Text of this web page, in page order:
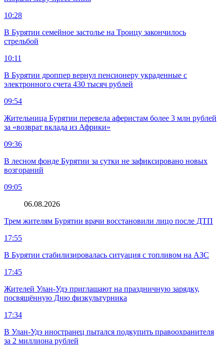
10:28
В Бурятии семейное застолье на Троицу закончилось
стрельбой
10:11
В Бурятии дроппер вернул пенсионеру украденные с
электронного счета 430 тысяч рублей
09:54
Жительница Бурятии перевела аферистам более 3 млн рублей
за «возврат вклада из Африки»
09:36
В лесном фонде Бурятии за сутки не зафиксировано новых
возгораний
09:05
06.08.2026
Трем жителям Бурятии врачи восстановили лицо после ДТП
17:55
В Бурятии стабилизировалась ситуация с топливом на АЗС
17:45
Жителей Улан-Удэ приглашают на праздничную зарядку,
посвящённую Дню физкультурника
17:34
В Улан-Удэ иностранец пытался подкупить правоохранителя
за 2 миллиона рублей